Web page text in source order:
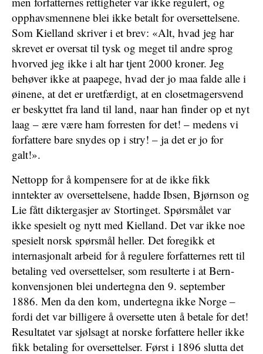
opphavsmennene blei ikke betalt for oversettelsene.
Som Kielland skriver i et brev: «Alt, hvad jeg har
skrevet er oversat til tysk og meget til andre sprog
hvorved jeg ikke i alt har tjent 2000 kroner. Jeg
behøver ikke at paapege, hvad der jo maa falde alle i
øinene, at det er uretfærdigt, at en closetmagersvend
er beskyttet fra land til land, naar han finder op et nyt
laag – ære være ham forresten for det! – medens vi
forfattere bare snydes op i stry! – ja det er jo for
galt!».
Nettopp for å kompensere for at de ikke fikk
inntekter av oversettelsene, hadde Ibsen, Bjørnson og
Lie fått diktergasjer av Stortinget. Spørsmålet var
ikke spesielt og nytt med Kielland. Det var ikke noe
spesielt norsk spørsmål heller. Det foregikk et
internasjonalt arbeid for å regulere forfatternes rett til
betaling ved oversettelser, som resulterte i at Bern-
konvensjonen blei undertegna den 9. september
1886. Men da den kom, undertegna ikke Norge –
fordi det var billigere å oversette uten å betale for det!
Resultatet var sjølsagt at norske forfattere heller ikke
fikk betaling for oversettelser. Først i 1896 slutta det